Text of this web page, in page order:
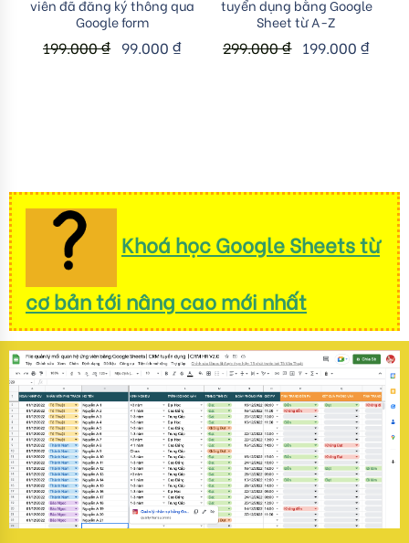
viên đã đăng ký thông qua
Google form
199.000₫ 99.000₫
tuyển dụng bằng Google
Sheet từ A-Z
299.000₫ 199.000₫
Khoá học Google Sheets từ
cơ bản tới nâng cao mới nhất